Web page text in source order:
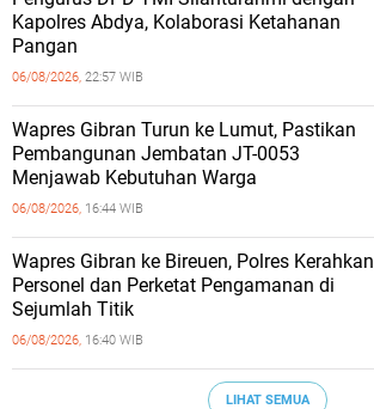
Kapolres Abdya, Kolaborasi Ketahanan
Pangan
06/08/2026, 22:57 WIB
Wapres Gibran Turun ke Lumut, Pastikan
Pembangunan Jembatan JT-0053
Menjawab Kebutuhan Warga
06/08/2026, 16:44 WIB
Wapres Gibran ke Bireuen, Polres Kerahkan
Personel dan Perketat Pengamanan di
Sejumlah Titik
06/08/2026, 16:40 WIB
LIHAT SEMUA